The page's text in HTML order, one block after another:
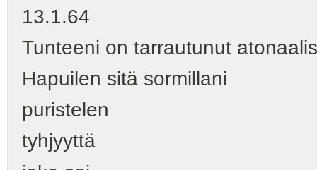
13.1.64
Tunteeni on tarrautunut
Hapuilen sitä sormillani
puristelen
tyhjyyttä